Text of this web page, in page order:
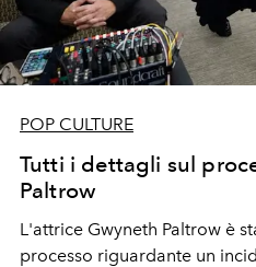
POP CULTURE
Tutti i dettagli sul
Paltrow
L'attrice Gwyneth Paltrow è
processo riguardante un